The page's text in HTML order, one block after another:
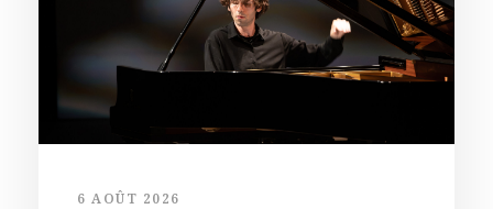
6 AOÛT 2026